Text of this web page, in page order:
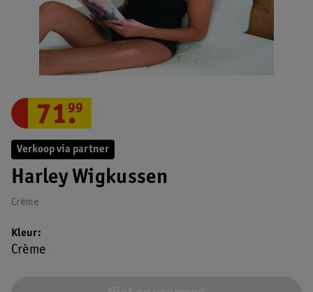
Verkoop via partner
Harley Wigkussen
Crème
71.
99
Kleur
Crème